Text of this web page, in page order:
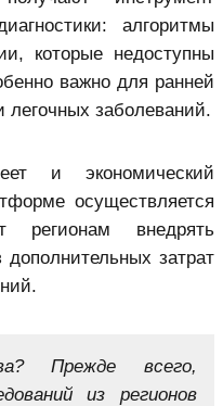
алгоритмы
которые недоступны
важно для ранней
легочных заболеваний.
и экономический
осуществляется
регионам внедрять
затрат
Прежде всего,
из регионов